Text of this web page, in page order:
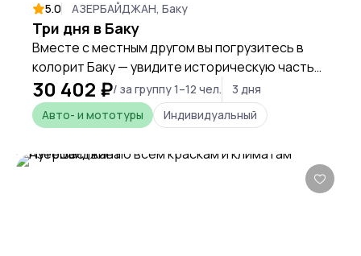
5.0 АЗЕРБАЙДЖАН, Баку
Три дня в Баку
Вместе с местным другом вы погрузитесь в
колорит Баку — увидите историческую часть
столицы Азербайджана, рассмотрите
современные мировые шедевры архитектуры,
а также откроете для себя природные чудеса
хранящие атмосферу Великого Шёлкового
30 402 ₽/ за группу 1–12 чел.
3 дня
Авто- и мототуры
Индивидуальный